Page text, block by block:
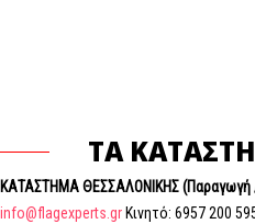
ΤΑ
ΚΑΤΑΣΤΗΜΑ ΘΕΣΣΑΛΟΝΙΚΗΣ (Παραγωγή
info@flagexperts.gr Κινητό: 6957 200